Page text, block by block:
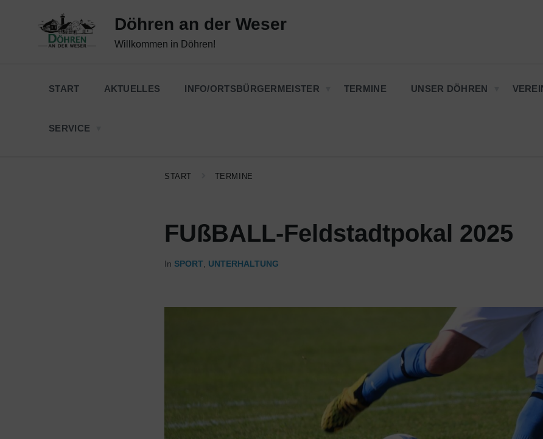
Döhren an der Weser
Willkommen in Döhren!
START AKTUELLES INFO/ORTSBÜRGERMEISTER TERMINE UNSER DÖHREN
SERVICE
START TERMINE
FUßBALL-Feldstadtpokal 2025
In SPORT UNTERHALTUNG